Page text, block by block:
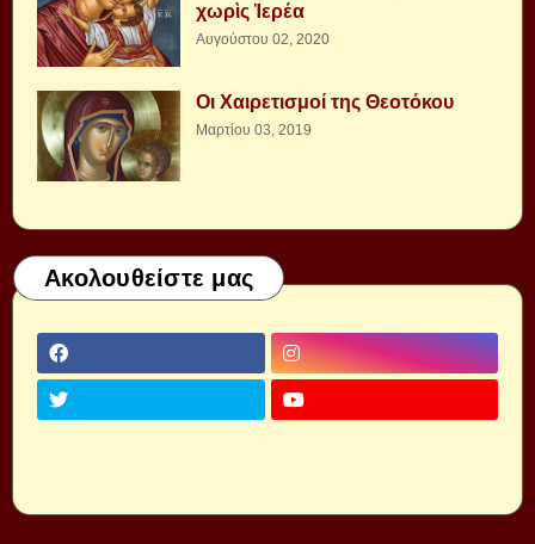
χωρὶς Ἱερέα
Αυγούστου 02, 2020
Οι Χαιρετισμοί της Θεοτόκου
Μαρτίου 03, 2019
Ακολουθείστε μας